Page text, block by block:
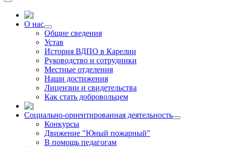
О нас
Общие сведения
Устав
История ВДПО в Карелии
Руководство и сотрудники
Местные отделения
Наши достижения
Лицензии и свидетельства
Как стать добровольцем
Социально-ориентированная деятельность
Конкурсы
Движение "Юный пожарный"
В помощь педагогам